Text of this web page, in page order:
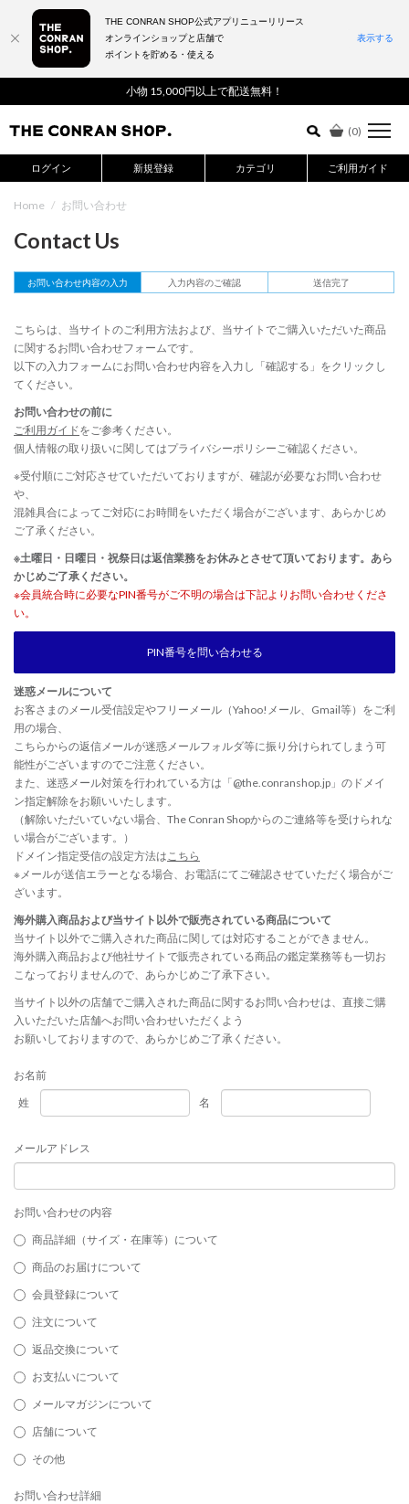
小物 15,000円以上で配送無料！
(0)
ログイン 新規登録 カテゴリ ご利用ガイド
詳細検索はこちら
Home / お問い合わせ
Contact Us
お問い合わせ内容の入力 入力内容のご確認 送信完了
こちらは、当サイトのご利用方法および、当サイトでご購入いただいた商品
に関するお問い合わせフォームです。
以下の入力フォームにお問い合わせ内容を入力し「確認する」をクリックし
てください。
お問い合わせの前に
ご利用ガイドをご参考ください。
個人情報の取り扱いに関してはプライバシーポリシーご確認ください。
※受付順にご対応させていただいておりますが、確認が必要なお問い合わせ
や、
混雑具合によってご対応にお時間をいただく場合がございます、あらかじめ
ご了承ください。
※土曜日・日曜日・祝祭日は返信業務をお休みとさせて頂いております。あら
かじめご了承ください。
※会員統合時に必要なPIN番号がご不明の場合は下記よりお問い合わせくださ
い。
PIN番号を問い合わせる
迷惑メールについて
お客さまのメール受信設定やフリーメール（Yahoo!メール、Gmail等）をご利
用の場合、
こちらからの返信メールが迷惑メールフォルダ等に振り分けられてしまう可
能性がございますのでご注意ください。
また、迷惑メール対策を行われている方は「@the.conranshop.jp」のドメイ
ン指定解除をお願いいたします。
（解除いただいていない場合、The Conran Shopからのご連絡等を受けられな
い場合がございます。）
ドメイン指定受信の設定方法はこちら
※メールが送信エラーとなる場合、お電話にてご確認させていただく場合がご
ざいます。
海外購入商品および当サイト以外で販売されている商品について
当サイト以外でご購入された商品に関しては対応することができません。
海外購入商品および他社サイトで販売されている商品の鑑定業務等も一切お
こなっておりませんので、あらかじめご了承下さい。
当サイト以外の店舗でご購入された商品に関するお問い合わせは、直接ご購
入いただいた店舗へお問い合わせいただくよう
お願いしておりますので、あらかじめご了承ください。
お名前
姓
名
メールアドレス
お問い合わせの内容
商品詳細（サイズ・在庫等）について
商品のお届けについて
会員登録について
注文について
返品交換について
お支払いについて
メールマガジンについて
店舗について
その他
お問い合わせ詳細
THE CONRAN SHOP公式アプリニューリリース
オンラインショップと店舗で
ポイントを貯める・使える
表示する